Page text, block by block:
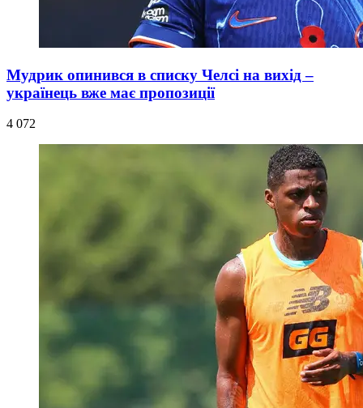
Мудрик опинився в списку Челсі на вихід –
українець вже має пропозиції
4 072